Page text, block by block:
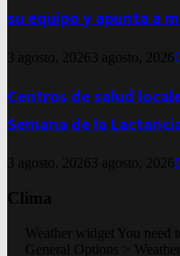
su equipo y apunta a
3 agosto, 2026 3 agosto, 2026
Centros de salud
Semana de la
3 agosto, 2026 3 agosto, 2026
Clima
Weather widget You need
General Options >